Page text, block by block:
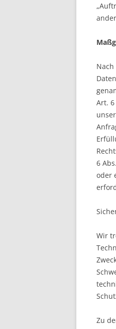
Art.
6
oder
Wir
Zu